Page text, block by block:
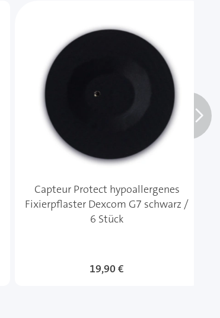
Capteur Protect hypoallergenes
Fixierpflaster Dexcom G7 schwarz /
6 Stück
19,90 €